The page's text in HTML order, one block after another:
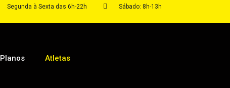
Segunda à Sexta das 6h-22h
Sábado: 8h-13h
Planos Atletas